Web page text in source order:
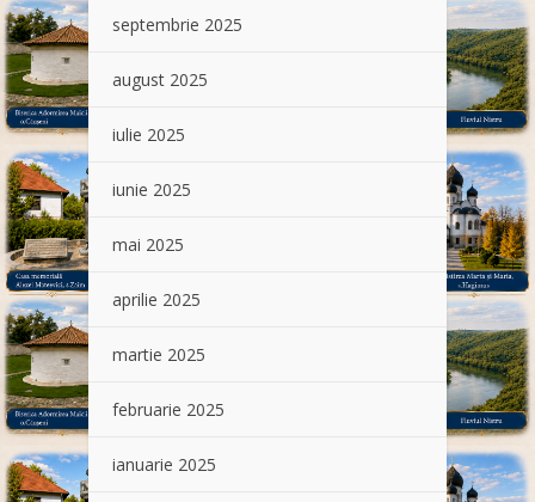
septembrie 2025
august 2025
iulie 2025
iunie 2025
mai 2025
aprilie 2025
martie 2025
februarie 2025
ianuarie 2025